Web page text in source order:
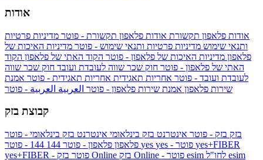
אודות
אודות פלאפון תקשורת אודות פלאפון תקשורת - פוטר מדיניות פרטיות
ותנאי שימוש מדיניות פרטיות ותנאי שימוש - פוטר מדיניות האיכות של
פלאפון מדיניות האיכות של פלאפון - פוטר הקוד האתי של פלאפון הקוד
האתי של פלאפון - פוטר חוק שכר שווה לעובדת ועובד חוק שכר שווה
לעובדת ועובד - פוטר אחריות תאגידית אחריות תאגידית - פוטר אמנת
שירות פלאפון אמנת שירות פלאפון - פוטר العربية العربية - פוטר
קבוצת בזק
בזק בזק - פוטר אינטרנט בזק בינלאומי אינטרנט בזק בינלאומי - פוטר
פלאפון פלאפון - פוטר 144 yes
yes+FIBER
yes+FIBER - פוטר בזק Online esim